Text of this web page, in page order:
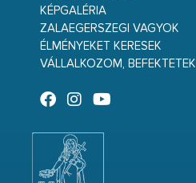
KÉPGALÉRIA
ZALAEGERSZEGI VAGYOK
ÉLMÉNYEKET KERESEK
VÁLLALKOZOM, BEFEKTETEK